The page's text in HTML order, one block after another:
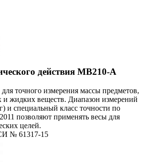
действия МВ210-А
точного измерения массы предметов,
и жидких веществ. Диапазон измерений
и специальный класс точности по
позволяют применять весы для
целей.
№ 61317-15